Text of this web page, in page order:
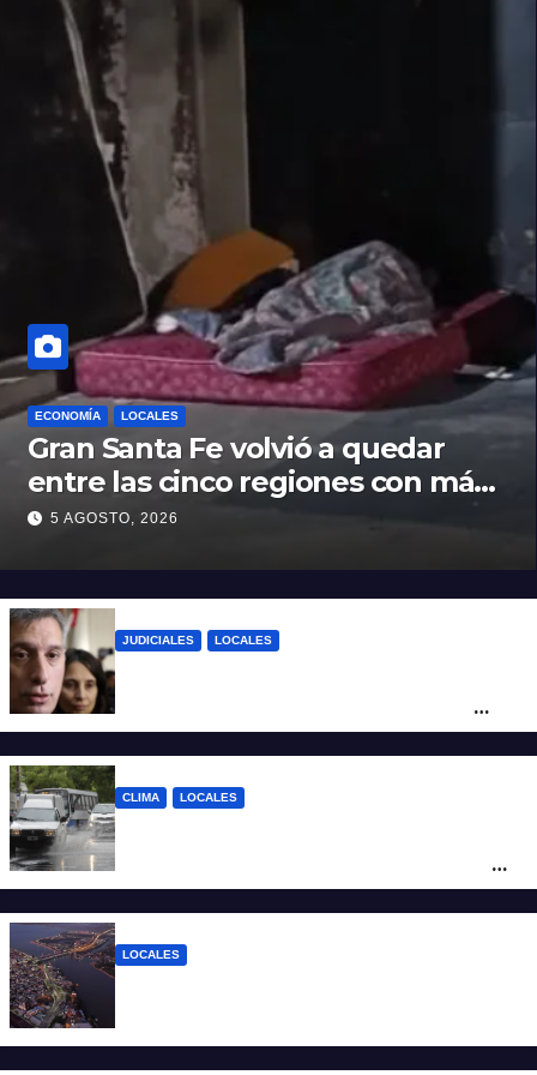
ECONOMÍA LOCALES
Gran Santa Fe volvió a quedar
entre las cinco regiones con más
pobreza del país
5 AGOSTO, 2026
JUDICIALES LOCALES
ético y ratificó que la Provincia apelará
CLIMA LOCALES
vientos en Santa Fe: anuncian ráfagas de
hasta 90 km/h, granizo y un brusco
LOCALES